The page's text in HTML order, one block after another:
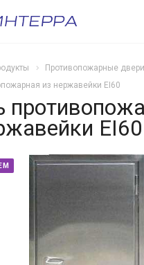
Противопожарные двери
из нержавейки EI60
EI60